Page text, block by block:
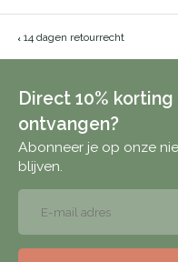
& 14 dagen retourrecht
Direct 10%
ontvangen?
Abonneer je op onze
blijven.